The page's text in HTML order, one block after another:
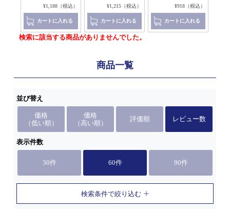
¥1,188（税込）
カートに入れる
¥1,215（税込）
カートに入れる
¥918（税込）
カートに入れる
検索に該当する商品がありませんでした。
商品一覧
並び替え
価格
（低い順）
価格
（高い順）
評価順 レビュー数
表示件数
30件 60件 90件
検索条件で絞り込む